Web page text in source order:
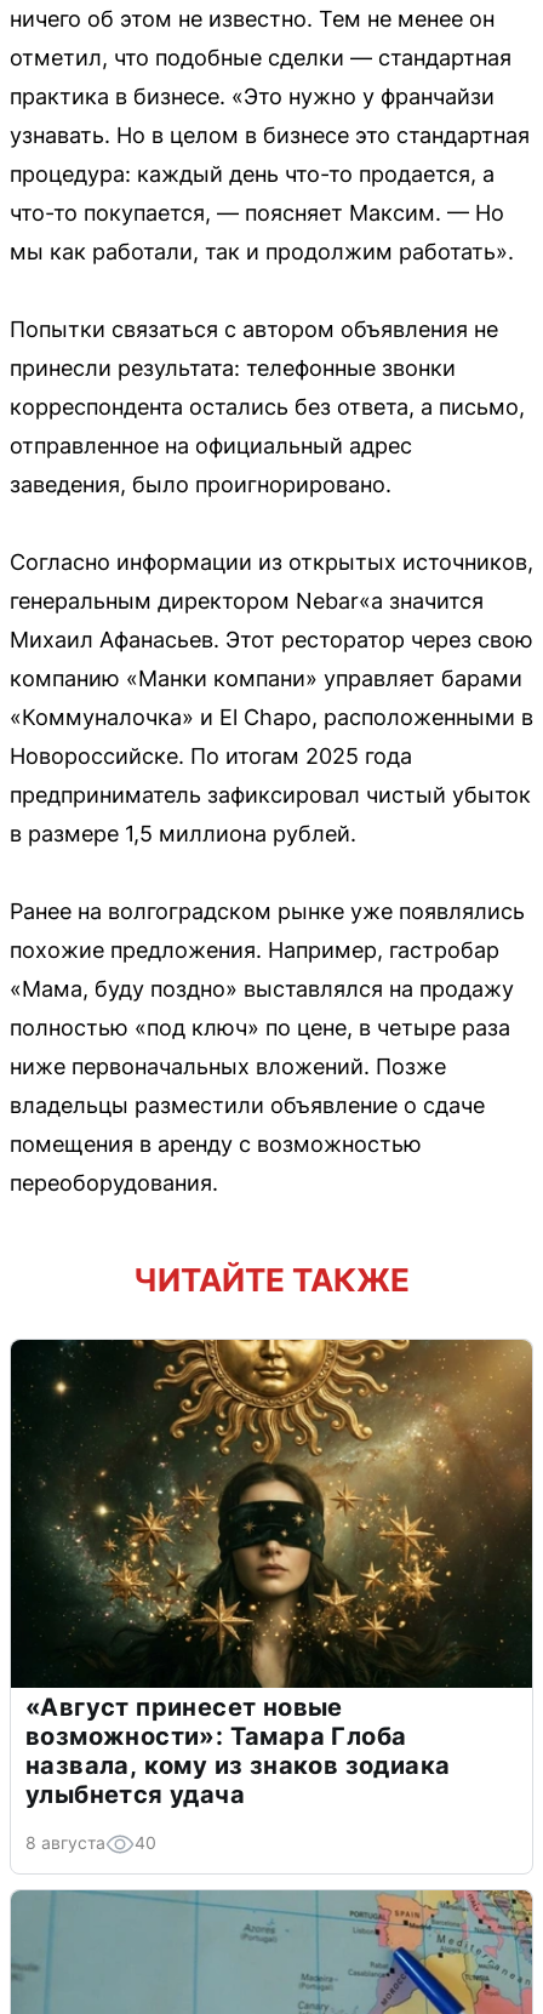
ничего об этом не известно. Тем не менее он
отметил, что подобные сделки — стандартная
практика в бизнесе. «Это нужно у франчайзи
узнавать. Но в целом в бизнесе это стандартная
процедура: каждый день что-то продается, а
что-то покупается, — поясняет Максим. — Но
мы как работали, так и продолжим работать».
Попытки связаться с автором объявления не
принесли результата: телефонные звонки
корреспондента остались без ответа, а письмо,
отправленное на официальный адрес
заведения, было проигнорировано.
Согласно информации из открытых источников,
генеральным директором Nebar«а значится
Михаил Афанасьев. Этот ресторатор через свою
компанию «Манки компани» управляет барами
«Коммуналочка» и El Chapo, расположенными в
Новороссийске. По итогам 2025 года
предприниматель зафиксировал чистый убыток
в размере 1,5 миллиона рублей.
Ранее на волгоградском рынке уже появлялись
похожие предложения. Например, гастробар
«Мама, буду поздно» выставлялся на продажу
полностью «под ключ» по цене, в четыре раза
ниже первоначальных вложений. Позже
владельцы разместили объявление о сдаче
помещения в аренду с возможностью
переоборудования.
ЧИТАЙТЕ ТАКЖЕ
«Август принесет новые
возможности»: Тамара Глоба
назвала, кому из знаков зодиака
улыбнется удача
8 августа 40